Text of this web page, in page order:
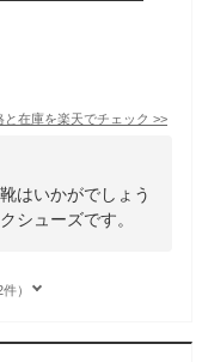
と在庫を楽天でチェック >>
はいかがでしょう
シューズです。
）